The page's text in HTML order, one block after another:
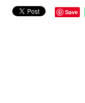
Save